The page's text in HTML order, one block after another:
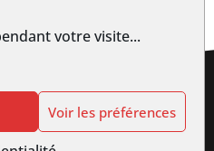
votre visite...
Voir les préférences